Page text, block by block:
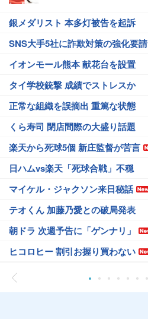
銀メダリスト 本多灯被告を起訴
SNS大手5社に詐欺対策の強化要請
イオンモール熊本 献花台を設置
タイ学校銃撃 成績でストレスか
正常な組織を誤摘出 重篤な状態
くら寿司 閉店間際の大盛り話題
楽天から死球5個 新庄監督が苦言
日ハムvs楽天「死球合戦」不穏
マイケル・ジャクソン来日秘話
テオくん 加藤乃愛との破局発表
朝ドラ 次週予告に「ゲンナリ」
ヒコロヒー 割引お握り買わない